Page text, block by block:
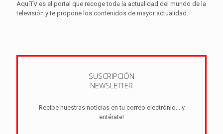
AquíTV es el portal que recoge toda la actualidad del mundo de la
televisión y te propone los contenidos de mayor actualidad.
SUSCRIPCIÓN
NEWSLETTER
Recibe nuestras noticias en tu correo electrónio... y
entérate!